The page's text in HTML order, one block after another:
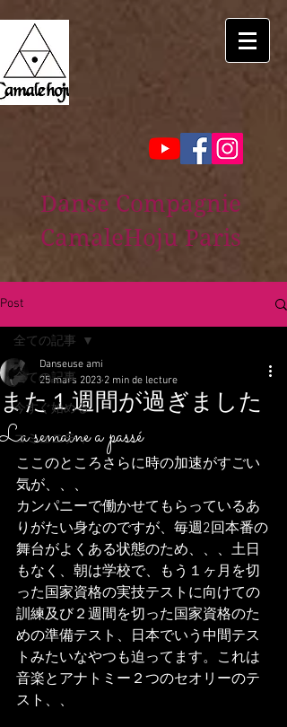
Danse Compagnie
CamaleHoju Paris
Post
全ての記事
今すぐ始める
コミュニティ
全ての記事
また１週間が過ぎました
La semaine a passé
Danseuse ami
25 mars 2023 2 min de lecture
ここのところさらに時の加速がすごい
気が、、、
カンパニーで働かせてもらっているあ
りがたい身なのですが、毎週2回本番の
舞台がよくある状態のため、、、土日
もなく、朝は学校で、もう１ヶ月を切
った国家資格の実技テストに向けての
訓練及び２週間を切った国家資格のた
めの準備テスト、日本でいう中間テス
トみたいなやつも迫ってます。これは
音楽とアナトミー２つのセオリーのテ
スト、、